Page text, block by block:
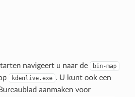
navigeert u naar de bin-map
kdenlive.exe . U kunt ook een
aanmaken voor